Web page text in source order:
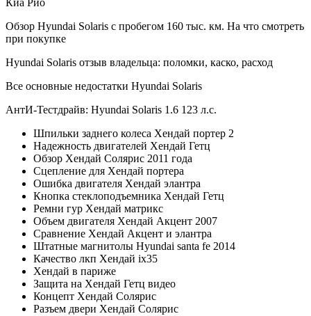
Киа Рио
Обзор Hyundai Solaris с пробегом 160 тыс. км. На что смотреть
при покупке
Hyundai Solaris отзыв владельца: поломки, каско, расход
Все основные недостатки Hyundai Solaris
АнтИ-Тестдрайв: Hyundai Solaris 1.6 123 л.с.
Шпильки заднего колеса Хендай портер 2
Надежность двигателей Хендай Гетц
Обзор Хендай Солярис 2011 года
Сцепление для Хендай портера
Ошибка двигателя Хендай элантра
Кнопка стеклоподъемника Хендай Гетц
Ремни гур Хендай матрикс
Объем двигателя Хендай Акцент 2007
Сравнение Хендай Акцент и элантра
Штатные магнитолы Hyundai santa fe 2014
Качество лкп Хендай ix35
Хендай в париже
Защита на Хендай Гетц видео
Концепт Хендай Солярис
Разъем двери Хендай Солярис